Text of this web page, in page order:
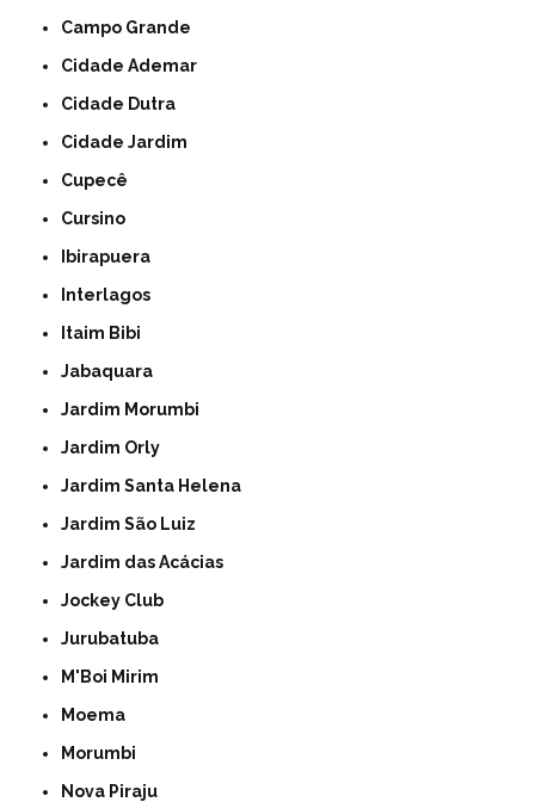
Campo Grande
Cidade Ademar
Cidade Dutra
Cidade Jardim
Cupecê
Cursino
Ibirapuera
Interlagos
Itaim Bibi
Jabaquara
Jardim Morumbi
Jardim Orly
Jardim Santa Helena
Jardim São Luiz
Jardim das Acácias
Jockey Club
Jurubatuba
M'Boi Mirim
Moema
Morumbi
Nova Piraju